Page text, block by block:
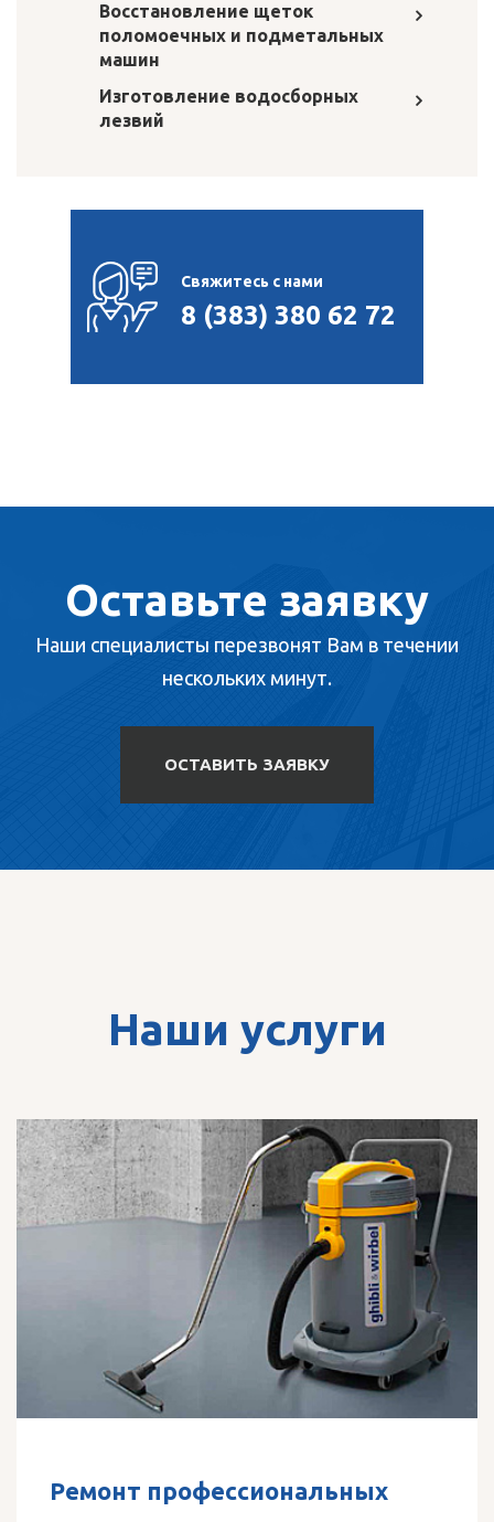
Восстановление щеток
поломоечных и подметальных
машин
Изготовление водосборных
лезвий
Свяжитесь с нами
8 (383) 380 62 72
Оставьте заявку
Наши специалисты перезвонят Вам в течении
нескольких минут.
ОСТАВИТЬ ЗАЯВКУ
Наши услуги
Ремонт профессиональных